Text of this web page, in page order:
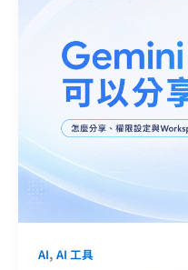
AI, AI 工具